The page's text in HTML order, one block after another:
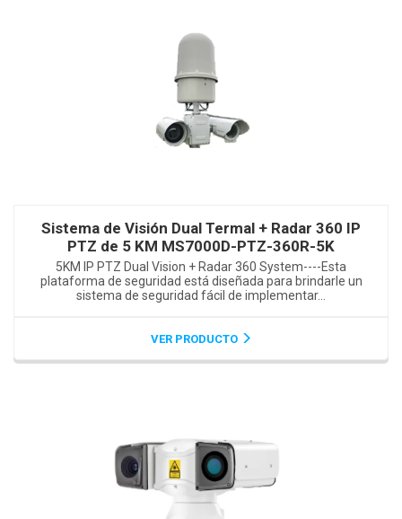
Sistema de Visión Dual Termal + Radar 360 IP
PTZ de 5 KM MS7000D-PTZ-360R-5K
5KM IP PTZ Dual Vision + Radar 360 System----Esta
plataforma de seguridad está diseñada para brindarle un
sistema de seguridad fácil de implementar...
VER PRODUCTO